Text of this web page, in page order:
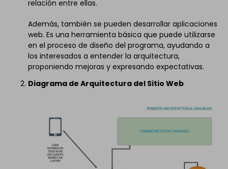
relación entre ellas.
Además, también se pueden desarrollar aplicaciones
web. Es una herramienta básica que puede utilizarse
en el proceso de diseño del programa, ayudando a
los interesados a entender la arquitectura,
proponiendo mejoras y expresando expectativas.
Diagrama de Arquitectura del Sitio Web